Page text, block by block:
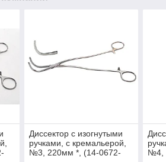
Диссектор с изогнутыми
ручками, с кремальерой,
№3, 220мм *, (14-0672-
№4,